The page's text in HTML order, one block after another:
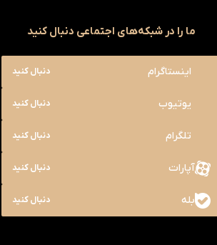
ما را در شبکه‌های اجتماعی دنبال کنید
اینستاگرام دنبال کنید
یوتیوب دنبال کنید
تلگرام دنبال کنید
آپارات دنبال کنید
بله دنبال کنید